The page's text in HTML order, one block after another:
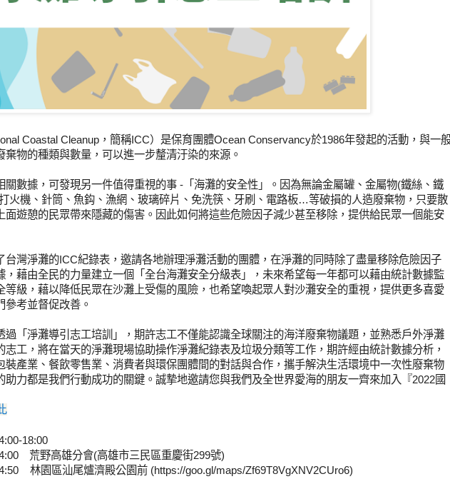
Coastal Cleanup，簡稱ICC）是保育團體Ocean Conservancy於1986年發起的活動，與一
物的種類與數量，可以進一步釐清汙染的來源。
關數據，可發現另一件值得重視的事 -「海灘的安全性」。因為無論金屬罐、金屬物(鐵絲、鐵
火機、針筒、魚鈎、漁網、玻璃碎片、免洗筷、牙刷、電路板…等破損的人造廢棄物，只要散
面遊憩的民眾帶來隱藏的傷害。因此如何將這些危險因子減少甚至移除，提供給民眾一個能安
台灣淨灘的ICC紀錄表，邀請各地辦理淨灘活動的團體，在淨灘的同時除了盡量移除危險因子
，藉由全民的力量建立一個「全台海灘安全分級表」，未來希望每一年都可以藉由統計數據監
等級，藉以降低民眾在沙灘上受傷的風險，也希望喚起眾人對沙灘安全的重視，提供更多喜愛
考並督促改善。
過「淨灘導引志工培訓」，期許志工不僅能認識全球關注的海洋廢棄物議題，並熟悉戶外淨灘
志工，將在當天的淨灘現場協助操作淨灘紀錄表及垃圾分類等工作，期許經由統計數據分析，
裝產業、餐飲零售業、消費者與環保團體間的對話與合作，攜手解決生活環境中一次性廢棄物
助力都是我們行動成功的關鍵。誠摯地邀請您與我們及全世界愛海的朋友一齊來加入『2022國
18:00
荒野高雄分會(高雄市三民區重慶街299號)
汕尾爐濟殿公園前 (https://goo.gl/maps/Zf69T8VgXNV2CUro6)